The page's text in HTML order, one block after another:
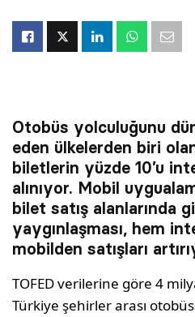
Otobüs yolculuğunu
eden ülkelerden biri
biletlerin yüzde 10’u
alınıyor. Mobil
bilet satış alanlarında
yaygınlaşması, hem
mobilden satışları
TOFED verilerine göre 4
Türkiye şehirler arası